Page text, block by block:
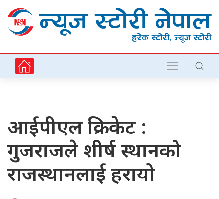
आईपीएल क्रिकेट :
गुजराजले शीर्ष स्थानको
राजस्थानलाई हरायो